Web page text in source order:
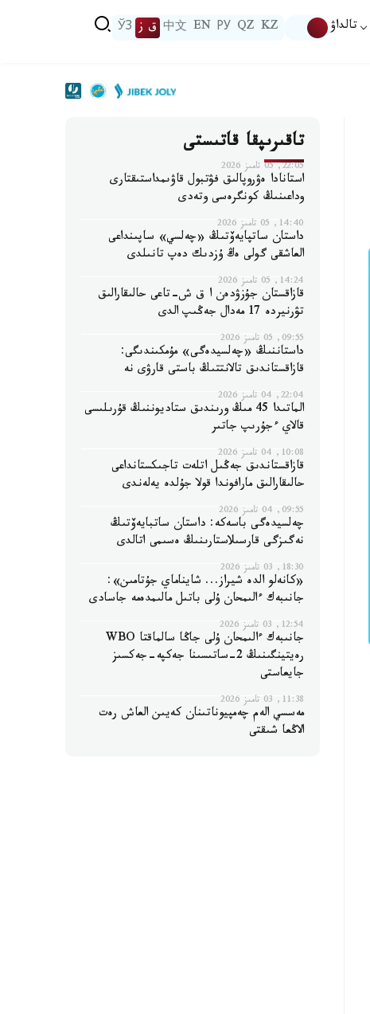
تالداۋ KZ
QZ
РУ
EN
中文 ق ز ЎЗ
تاقىرىپقا قاتىستى
22:05, 05 تامىز 2026
استانادا ەۋروپالىق فۋتبول قاۋىمداستىقتارى
وداعىنىڭ كونگرەسى وتەدى
14:40, 05 تامىز 2026
داستان ساتپايەۆتىڭ «چەلسي» ساپىنداعى
العاشقى گولى ەڭ ۇزدىك دەپ تانىلدى
14:24, 05 تامىز 2026
قازاقستان جۇزۋدەن ا ق ش-تاعى حالىقارالىق
تۋرنيردە 17 مەدال جەڭىپ الدى
09:55, 05 تامىز 2026
داستاننىڭ «چەلسيدەگى» مۇمكىندىگى:
قازاقستاندىق تالانتتىڭ باستى قارۋى نە
22:04, 04 تامىز 2026
الماتىدا 45 مىڭ ورىندىق ستاديوننىڭ قۇرىلىسى
قالاي ءجۇرىپ جاتىر
10:08, 04 تامىز 2026
قازاقستاندىق جەڭىل اتلەت تاجىكستانداعى
حالىقارالىق مارافوندا قولا جۇلدە يەلەندى
09:55, 04 تامىز 2026
چەلسيدەگى باسەكە: داستان ساتبايەۆتىڭ
نەگىزگى قارسىلاستارىنىڭ ەسىمى اتالدى
18:30, 03 تامىز 2026
«كانەلو الدە شيراز... شايناماي جۇتامىن»:
جانىبەك ءالىمحان ۇلى باتىل مالىمدەمە جاسادى
12:54, 03 تامىز 2026
جانىبەك ءالىمحان ۇلى جاڭا سالماقتا WBO
رەيتينگىنىڭ 2-ساتىسىنا جەكپە-جەكسىز
جايعاستى
11:38, 03 تامىز 2026
مەسسي الەم چەمپيوناتىنان كەيىن العاش رەت
الاڭعا شىقتى